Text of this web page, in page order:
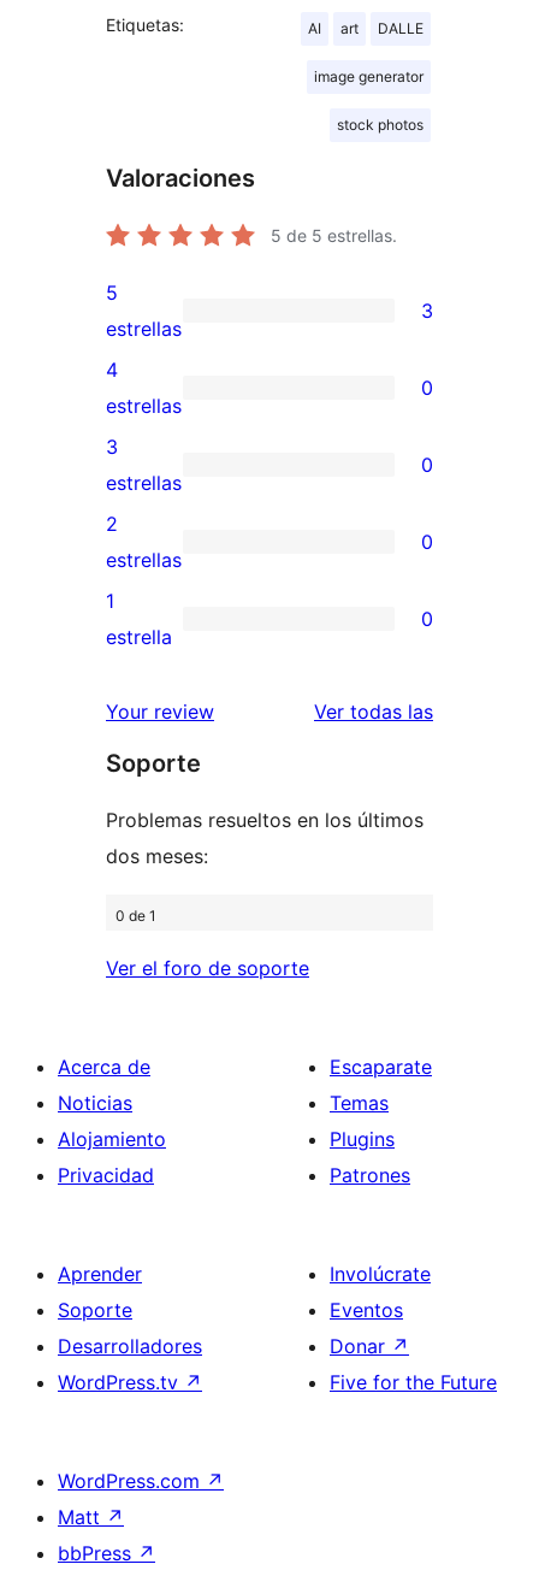
Etiquetas: AI art DALLE
image generator
stock photos
Valoraciones
5 de 5 estrellas.
3
valoraciones
de
5
estrellas
5
estrellas
3
0
valoraciones
de
4
estrellas
4
estrellas
0
0
valoraciones
de
3
estrellas
3
estrellas
0
0
valoraciones
de
estrellas
2
estrellas
0
0
de
estrellas
1
estrella
0
Your review Ver todas las
Soporte
Problemas resueltos en los últimos
dos meses:
0 de 1
Ver el foro de soporte
Acerca de
Noticias
Alojamiento
Privacidad
Escaparate
Temas
Plugins
Patrones
Aprender
Soporte
Desarrolladores
WordPress.tv ↗
Involúcrate
Eventos
Donar ↗
Five for the Future
WordPress.com ↗
Matt ↗
bbPress ↗